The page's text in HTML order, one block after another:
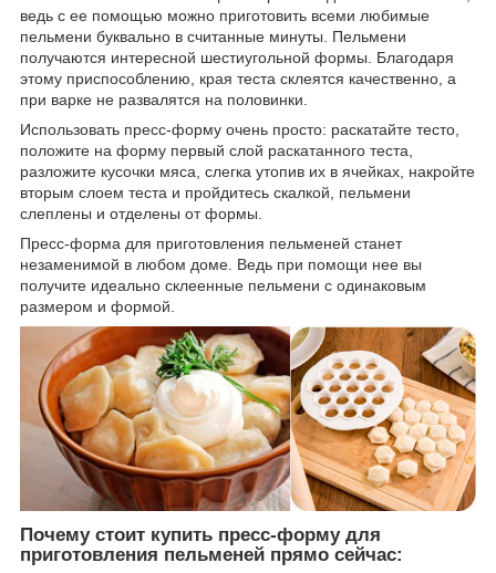
ведь с ее помощью можно приготовить всеми любимые
пельмени буквально в считанные минуты. Пельмени
получаются интересной шестиугольной формы. Благодаря
этому приспособлению, края теста склеятся качественно, а
при варке не развалятся на половинки.
Использовать пресс-форму очень просто: раскатайте тесто,
положите на форму первый слой раскатанного теста,
разложите кусочки мяса, слегка утопив их в ячейках, накройте
вторым слоем теста и пройдитесь скалкой, пельмени
слеплены и отделены от формы.
Пресс-форма для приготовления пельменей станет
незаменимой в любом доме. Ведь при помощи нее вы
получите идеально склеенные пельмени с одинаковым
размером и формой.
Почему стоит купить пресс-форму для
приготовления пельменей прямо сейчас: